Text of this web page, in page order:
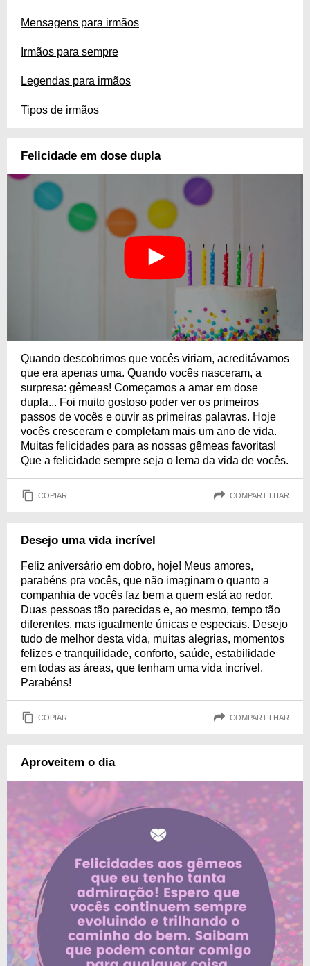
Mensagens para irmãos
Irmãos para sempre
Legendas para irmãos
Tipos de irmãos
Felicidade em dose dupla
Quando descobrimos que vocês viriam, acreditávamos
que era apenas uma. Quando vocês nasceram, a
surpresa: gêmeas! Começamos a amar em dose
dupla... Foi muito gostoso poder ver os primeiros
passos de vocês e ouvir as primeiras palavras. Hoje
vocês cresceram e completam mais um ano de vida.
Muitas felicidades para as nossas gêmeas favoritas!
Que a felicidade sempre seja o lema da vida de vocês.
COPIAR COMPARTILHAR
Desejo uma vida incrível
Feliz aniversário em dobro, hoje! Meus amores,
parabéns pra vocês, que não imaginam o quanto a
companhia de vocês faz bem a quem está ao redor.
Duas pessoas tão parecidas e, ao mesmo, tempo tão
diferentes, mas igualmente únicas e especiais. Desejo
tudo de melhor desta vida, muitas alegrias, momentos
felizes e tranquilidade, conforto, saúde, estabilidade
em todas as áreas, que tenham uma vida incrível.
Parabéns!
COPIAR COMPARTILHAR
Aproveitem o dia